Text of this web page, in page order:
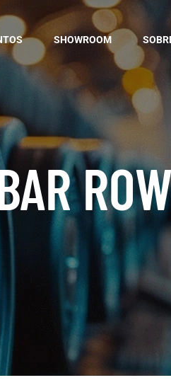
SHOWROOM